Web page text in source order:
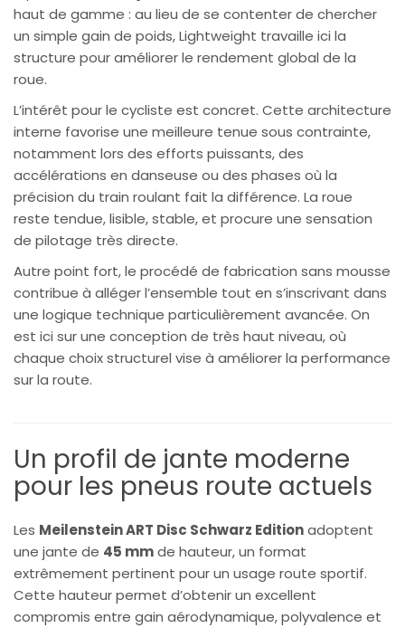
haut de gamme : au lieu de se contenter de chercher
un simple gain de poids, Lightweight travaille ici la
structure pour améliorer le rendement global de la
roue.
L’intérêt pour le cycliste est concret. Cette architecture
interne favorise une meilleure tenue sous contrainte,
notamment lors des efforts puissants, des
accélérations en danseuse ou des phases où la
précision du train roulant fait la différence. La roue
reste tendue, lisible, stable, et procure une sensation
de pilotage très directe.
Autre point fort, le procédé de fabrication sans mousse
contribue à alléger l’ensemble tout en s’inscrivant dans
une logique technique particulièrement avancée. On
est ici sur une conception de très haut niveau, où
chaque choix structurel vise à améliorer la performance
sur la route.
Un profil de jante moderne
pour les pneus route actuels
Les Meilenstein ART Disc Schwarz Editionadoptent
une jante de 45 mmde hauteur, un format
extrêmement pertinent pour un usage route sportif.
Cette hauteur permet d’obtenir un excellent
compromis entre gain aérodynamique, polyvalence et